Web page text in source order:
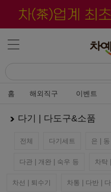
홈 해외직구 이벤트
다기 | 다도구&소품
전체 다기세트 은 | 동
다관 | 개완 | 숙우 등 차탁
차선 | 퇴수기 차통 | 다반 |